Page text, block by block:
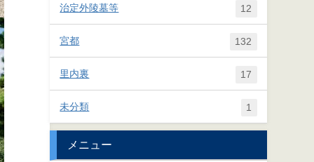
治定外陵墓等 12
宮都 132
里内裏 17
未分類 1
メニュー